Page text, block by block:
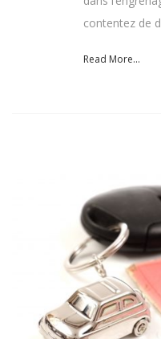
contentez de
Read More...